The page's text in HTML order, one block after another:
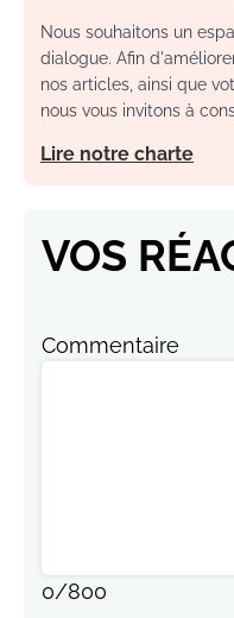
Nous souhaitons un
dialogue. Afin
nos articles, ainsi que
nous vous invitons à
Lire notre charte
VOS
Commentaire
0/800